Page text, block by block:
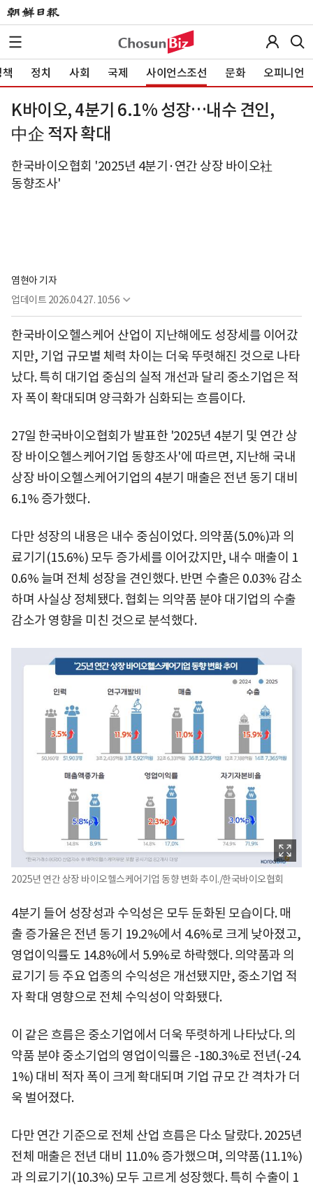
정치 사회 국제 사이언스조선 문화 오피니언
K바이오, 4분기 6.1% 성장…내수 견인,
中企 적자 확대
한국바이오협회 '2025년 4분기·연간 상장 바이오社
동향조사'
염현아 기자
업데이트 2026.04.27. 10:56
한국바이오헬스케어 산업이 지난해에도 성장세를 이어갔
지만, 기업 규모별 체력 차이는 더욱 뚜렷해진 것으로 나타
났다. 특히 대기업 중심의 실적 개선과 달리 중소기업은 적
자 폭이 확대되며 양극화가 심화되는 흐름이다.
27일 한국바이오협회가 발표한 '2025년 4분기 및 연간 상
장 바이오헬스케어기업 동향조사'에 따르면, 지난해 국내
상장 바이오헬스케어기업의 4분기 매출은 전년 동기 대비
6.1% 증가했다.
다만 성장의 내용은 내수 중심이었다. 의약품(5.0%)과 의
료기기(15.6%) 모두 증가세를 이어갔지만, 내수 매출이 1
0.6% 늘며 전체 성장을 견인했다. 반면 수출은 0.03% 감소
하며 사실상 정체됐다. 협회는 의약품 분야 대기업의 수출
감소가 영향을 미친 것으로 분석했다.
2025년 연간 상장 바이오헬스케어기업 동향 변화 추이./한국바이오협회
4분기 들어 성장성과 수익성은 모두 둔화된 모습이다. 매
출 증가율은 전년 동기 19.2%에서 4.6%로 크게 낮아졌고,
영업이익률도 14.8%에서 5.9%로 하락했다. 의약품과 의
료기기 등 주요 업종의 수익성은 개선됐지만, 중소기업 적
자 확대 영향으로 전체 수익성이 악화됐다.
이 같은 흐름은 중소기업에서 더욱 뚜렷하게 나타났다. 의
약품 분야 중소기업의 영업이익률은 -180.3%로 전년(-24.
1%) 대비 적자 폭이 크게 확대되며 기업 규모 간 격차가 더
욱 벌어졌다.
다만 연간 기준으로 전체 산업 흐름은 다소 달랐다. 2025년
전체 매출은 전년 대비 11.0% 증가했으며, 의약품(11.1%)
과 의료기기(10.3%) 모두 고르게 성장했다. 특히 수출이 1